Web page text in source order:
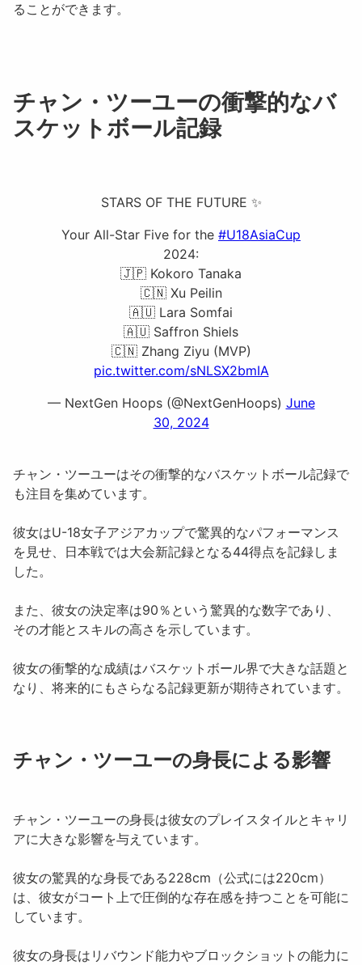
ることができます。
チャン・ツーユーの衝撃的なバ
スケットボール記録
STARS OF THE FUTURE ✨
Your All-Star Five for the #U18AsiaCup
2024:
🇯🇵 Kokoro Tanaka
🇨🇳 Xu Peilin
🇦🇺 Lara Somfai
🇦🇺 Saffron Shiels
🇨🇳 Zhang Ziyu (MVP)
pic.twitter.com/sNLSX2bmIA
— NextGen Hoops (@NextGenHoops) June
30, 2024
チャン・ツーユーはその衝撃的なバスケットボール記録で
も注目を集めています。
彼女はU-18女子アジアカップで驚異的なパフォーマンス
を見せ、日本戦では大会新記録となる44得点を記録しま
した。
また、彼女の決定率は90％という驚異的な数字であり、
その才能とスキルの高さを示しています。
彼女の衝撃的な成績はバスケットボール界で大きな話題と
なり、将来的にもさらなる記録更新が期待されています。
チャン・ツーユーの身長による影響
チャン・ツーユーの身長は彼女のプレイスタイルとキャリ
アに大きな影響を与えています。
彼女の驚異的な身長である228cm（公式には220cm）
は、彼女がコート上で圧倒的な存在感を持つことを可能に
しています。
彼女の身長はリバウンド能力やブロックショットの能力に